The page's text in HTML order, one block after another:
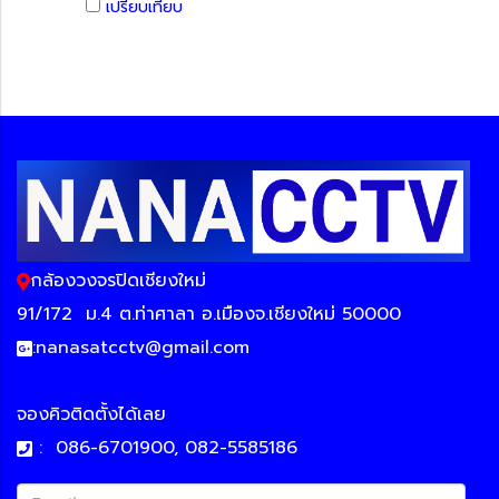
เปรียบเทียบ
กล้องวงจรปิดเชียงใหม่
91/172 ม.4 ต.ท่าศาลา อ.เมืองจ.เชียงใหม่ 50000
:nanasatcctv@gmail.com
จองคิวติดตั้งได้เลย
: 086-6701900, 082-5585186